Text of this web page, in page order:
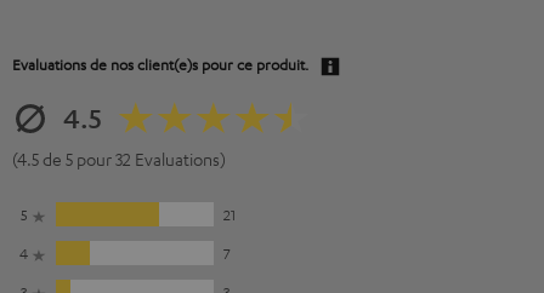
Evaluations de nos client(e)s pour ce produit.
4.5
(4.5 de 5 pour 32 Evaluations)
5
21
4
7